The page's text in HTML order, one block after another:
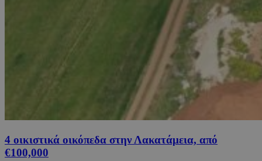
4 οικιστικά οικόπεδα στην Λακατάμεια, από
€100,000